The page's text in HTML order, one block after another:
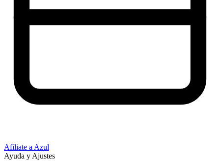
Afiliate a Azul
Ayuda y Ajustes